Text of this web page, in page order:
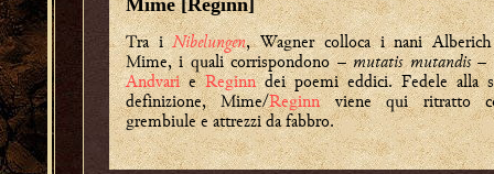
Mime [Reginn]
Tra iNibelungen, Wagner colloca i nani
Mime, i quali corrispondono –mutatis mutandis–
AndvarieReginndei poemi eddici. Fedele alla
definizione, Mime/Reginnviene qui ritratto
grembiule e attrezzi da fabbro.